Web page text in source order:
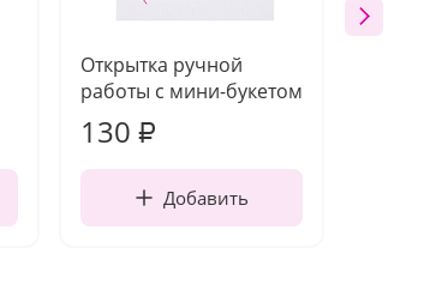
Открытка ручной
работы с мини-букетом
130 ₽
Добавить